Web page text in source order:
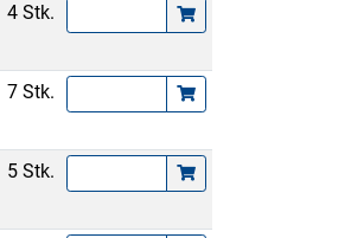
4 Stk.
7 Stk.
5 Stk.